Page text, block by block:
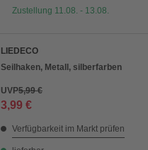
Zustellung 11.08. - 13.08.
LIEDECO
Seilhaken, Metall, silberfarben
UVP5,99 €
3,99 €
Verfügbarkeit im Markt prüfen